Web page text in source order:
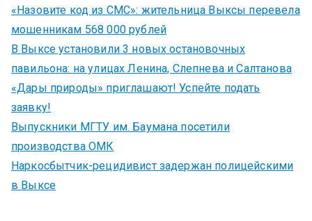
«Назовите код из СМС»: жительница Выксы перевела
мошенникам 568 000 рублей
В Выксе установили 3 новых остановочных
павильона: на улицах Ленина, Слепнева и Салтанова
«Дары природы» приглашают! Успейте подать
заявку!
Выпускники МГТУ им. Баумана посетили
производства ОМК
Наркосбытчик-рецидивист задержан полицейскими
в Выксе